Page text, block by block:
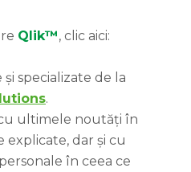
Qlik™, clic aici:
specializate de la
.
ultimele noutăți în
explicate, dar și cu
în ceea ce